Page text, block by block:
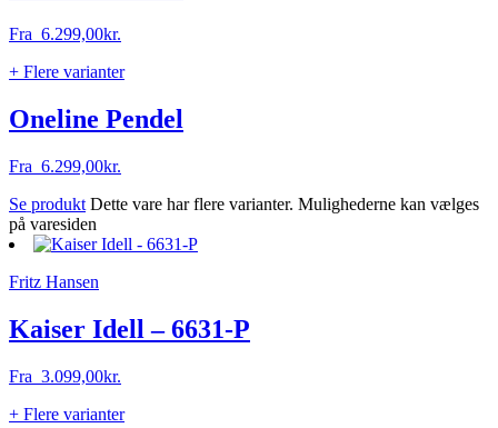
Fra 6.299,00kr.
+ Flere varianter
Oneline Pendel
Fra 6.299,00kr.
Se produkt Dette vare har flere varianter. Mulighederne kan vælges
på varesiden
Fritz Hansen
Kaiser Idell – 6631-P
Fra 3.099,00kr.
+ Flere varianter